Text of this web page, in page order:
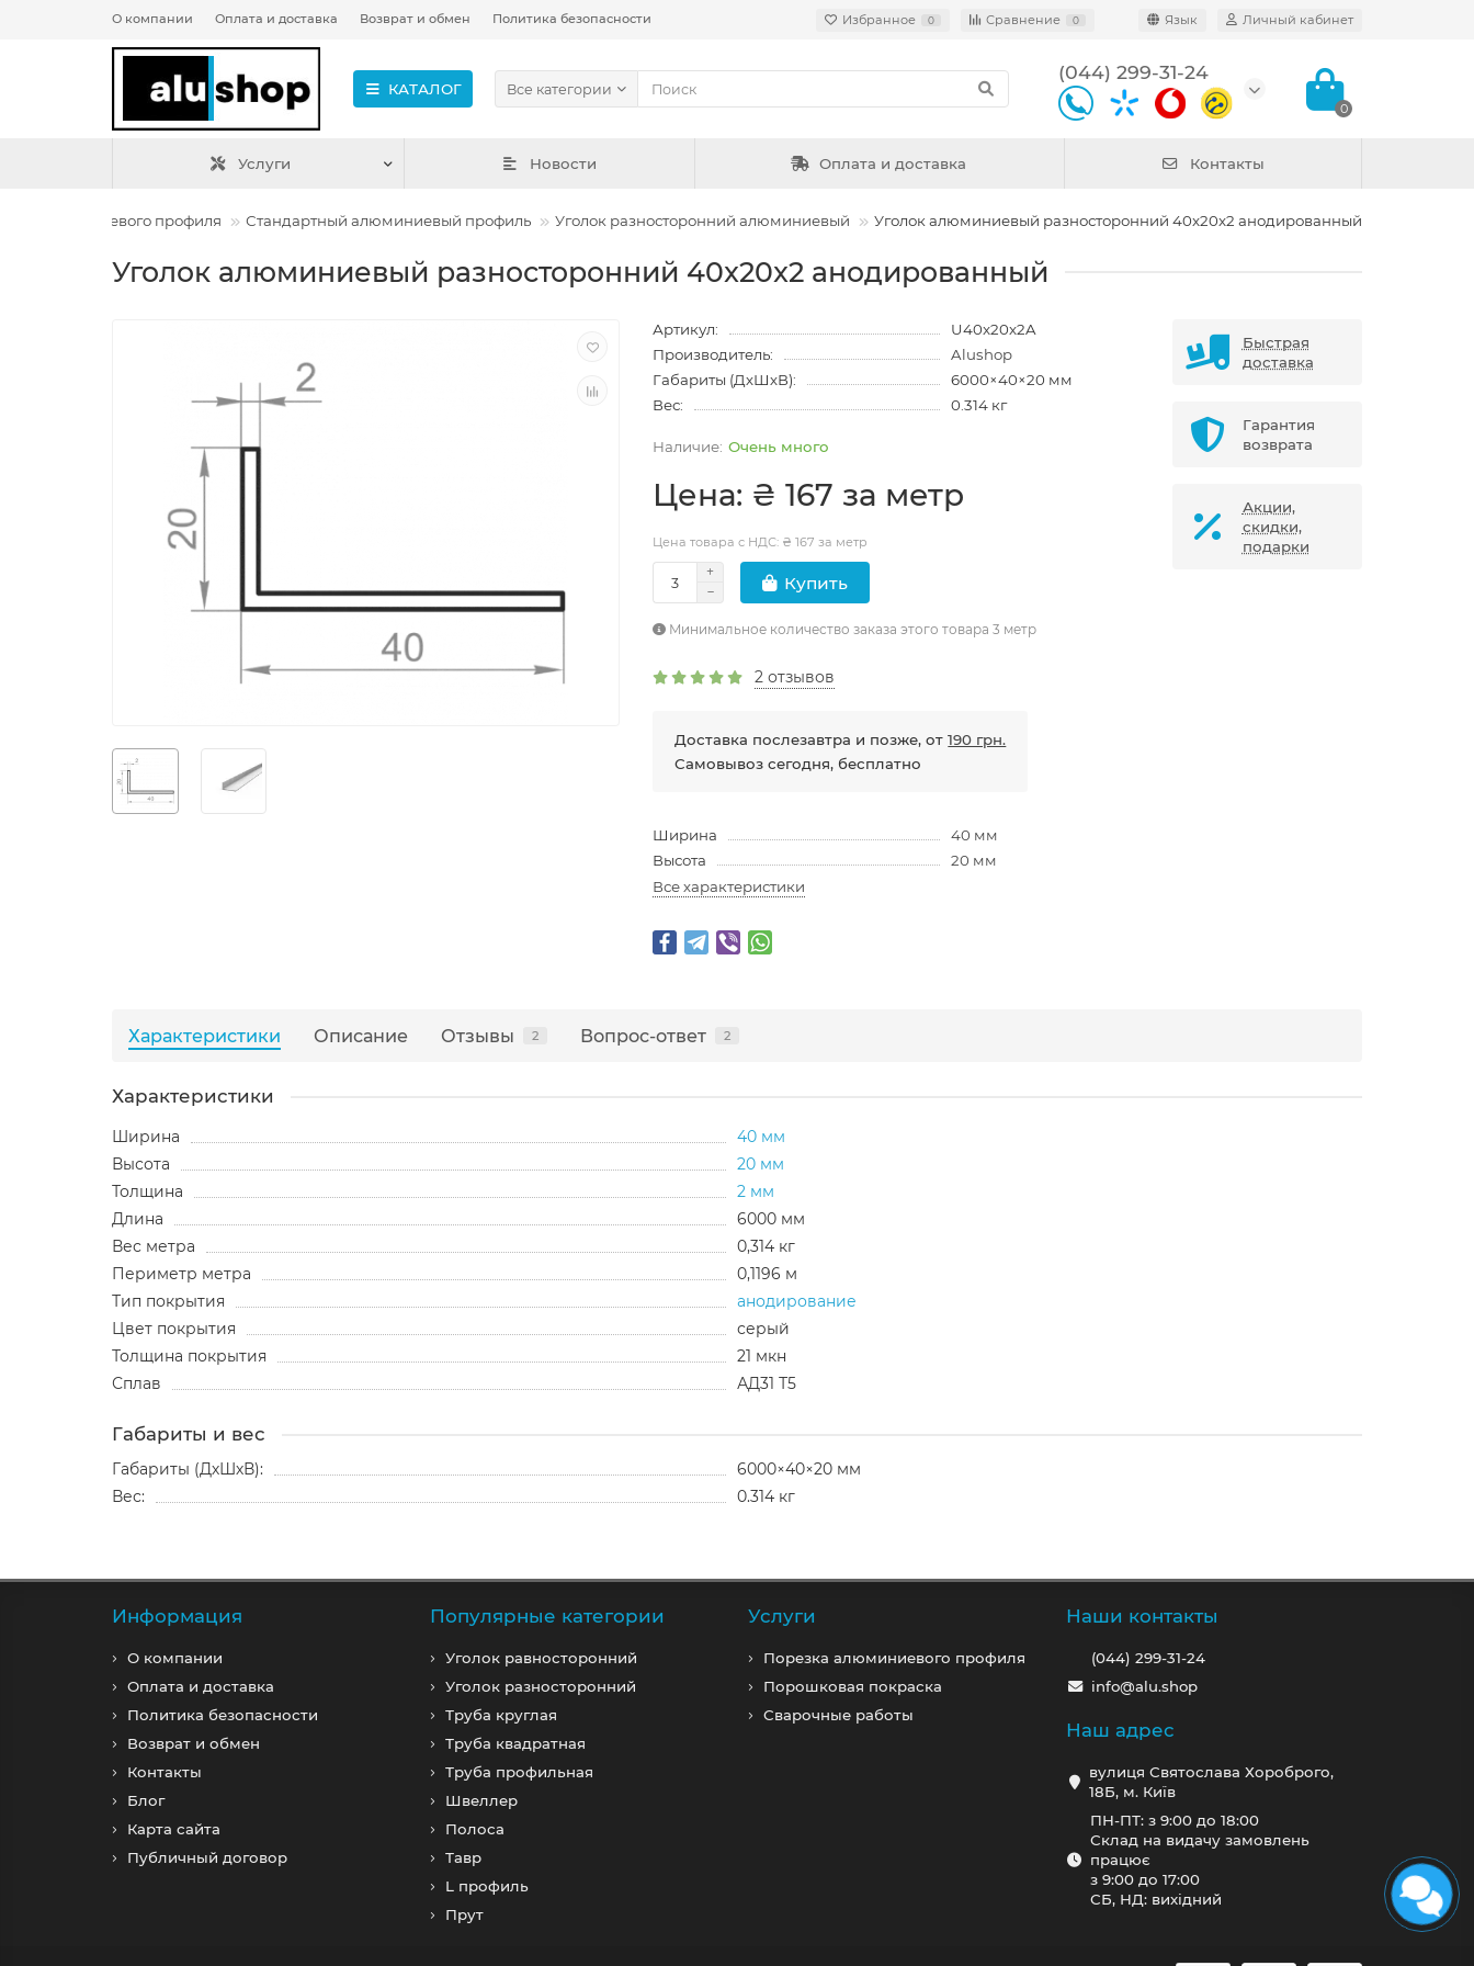
О компании Оплата и доставка Возврат и обмен Политика безопасности Избранное 0 Сравнение 0 Язык Личный кабинет
КАТАЛОГ Все категории
(044) 299-31-24
0
Услуги Новости Оплата и доставка Контакты
алюминиевого профиля Стандартный алюминиевый профиль Уголок разносторонний алюминиевый Уголок алюминиевый разносторонний 40x20x2 анодированный
Уголок алюминиевый разносторонний 40x20x2 анодированный
Артикул:
U40x20x2A
Производитель:
Alushop
Габариты (ДхШхВ):
6000×40×20 мм
Вес:
0.314 кг
Очень много
Цена: ₴ 167 за метр
Цена товара с НДС: ₴ 167 за метр
Купить
Минимальное количество заказа этого товара 3 метр
2 отзывов
Доставка послезавтра и позже, от190 грн.
Самовывоз сегодня, бесплатно
Ширина
40 мм
Высота
20 мм
Все характеристики
Быстрая
доставка
Гарантия
возврата
Акции,
скидки,
подарки
Характеристики Описание Отзывы 2 Вопрос-ответ 2
Характеристики
Ширина
40 мм
Высота
20 мм
Толщина
2 мм
Длина
6000 мм
Вес метра
0,314 кг
Периметр метра
0,1196 м
Тип покрытия
анодирование
Цвет покрытия
серый
Толщина покрытия
21 мкн
Сплав
АД31 Т5
Габариты и вес
Габариты (ДхШхВ):
6000×40×20 мм
Вес:
0.314 кг
Информация
О компании
Оплата и доставка
Политика безопасности
Возврат и обмен
Контакты
Блог
Карта сайта
Публичный договор
Популярные категории
Уголок равносторонний
Уголок разносторонний
Труба круглая
Труба квадратная
Труба профильная
Швеллер
Полоса
Тавр
L профиль
Прут
Услуги
Порезка алюминиевого профиля
Порошковая покраска
Сварочные работы
Наши контакты
(044) 299-31-24
info@alu.shop
Наш адрес
вулиця Святослава Хороброго,
18Б, м. Київ
ПН-ПТ: з 9:00 до 18:00
Склад на видачу замовлень
працює
з 9:00 до 17:00
СБ, НД: вихідний